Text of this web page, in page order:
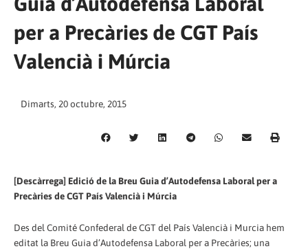
per a Precàries de CGT País
Valencià i Múrcia
Dimarts, 20 octubre, 2015
[Descàrrega] Edició de la Breu Guia d’Autodefensa Laboral per a
Precàries de CGT País Valencià i Múrcia
Des del Comité Confederal de CGT del País Valencià i Murcia hem
editat la Breu Guia d’Autodefensa Laboral per a Precàries; una